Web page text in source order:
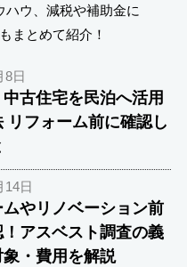
ハウ、減税や補助金に
まとめて紹介！
8日
古住宅を民泊へ活用
リフォーム前に確認し
14日
ムやリノベーション前
アスベスト調査の義
・費用を解説